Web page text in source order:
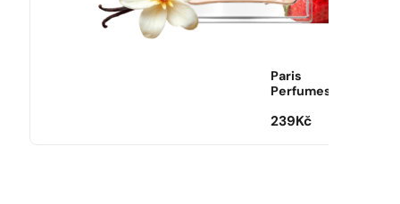
Paris
Perfumes
239 Kč